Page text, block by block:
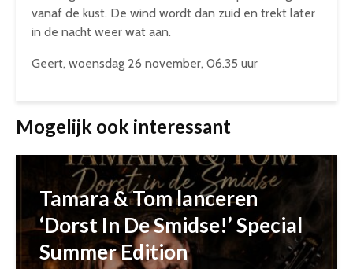
vanaf de kust. De wind wordt dan zuid en trekt later
in de nacht weer wat aan.
Geert, woensdag 26 november, 06.35 uur
Mogelijk ook interessant
Tamara & Tom lanceren
‘Dorst In De Smidse!’ Special
Summer Edition